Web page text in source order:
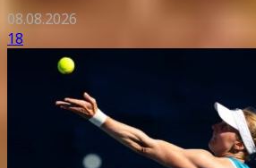
08.08.2026
18